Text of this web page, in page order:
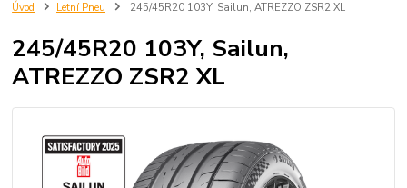
Úvod Letní Pneu 245/45R20 103Y, Sailun, ATREZZO ZSR2 XL
245/45R20 103Y, Sailun,
ATREZZO ZSR2 XL